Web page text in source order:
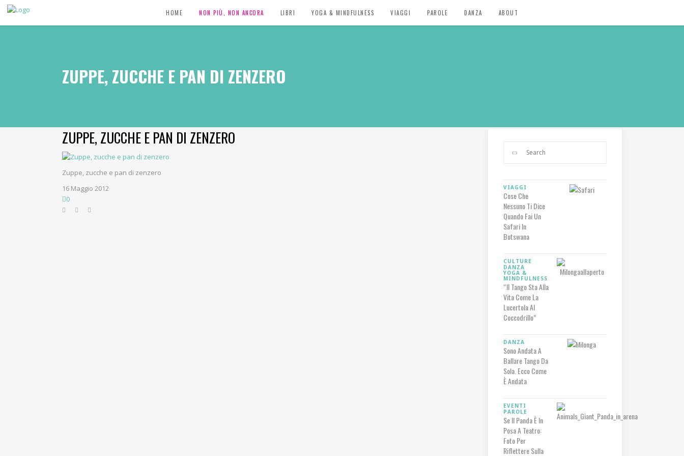
HOME NON PIÙ, NON ANCORA LIBRI YOGA & MINDFULNESS VIAGGI PAROLE DANZA ABOUT
ZUPPE, ZUCCHE E PAN DI ZENZERO
ZUPPE, ZUCCHE E PAN DI ZENZERO
Zuppe, zucche e pan di zenzero
16 Maggio 2012
0
VIAGGI
Cose Che
Nessuno Ti Dice
Quando Fai Un
Safari In
Botswana
CULTURE
DANZA
YOGA &
MINDFULNESS
“Il Tango Sta Alla
Vita Come La
Lucertola Al
Coccodrillo”
DANZA
Sono Andata A
Ballare Tango Da
Sola. Ecco Come
È Andata
EVENTI
PAROLE
Se Il Panda È In
Posa A Teatro:
Foto Per
Riflettere Sulla